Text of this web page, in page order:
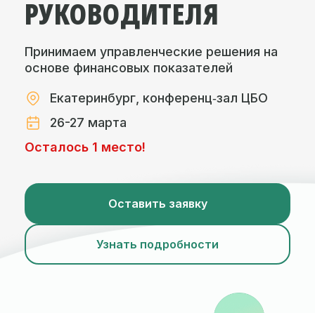
РУКОВОДИТЕЛЯ
Принимаем управленческие решения на
основе финансовых показателей
Екатеринбург, конференц‑зал ЦБО
26-27 марта
Осталось 1 место!
Оставить заявку
Узнать подробности